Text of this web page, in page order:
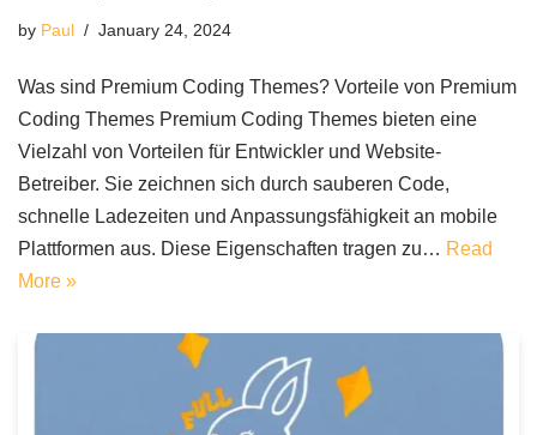
by Paul January 24, 2024
Was sind Premium Coding Themes? Vorteile von Premium
Coding Themes Premium Coding Themes bieten eine
Vielzahl von Vorteilen für Entwickler und Website-
Betreiber. Sie zeichnen sich durch sauberen Code,
schnelle Ladezeiten und Anpassungsfähigkeit an mobile
Plattformen aus. Diese Eigenschaften tragen zu… Read
More »